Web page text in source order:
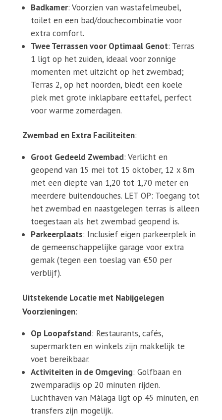
Badkamer: Voorzien van wastafelmeubel,
toilet en een bad/douchecombinatie voor
extra comfort.
Twee Terrassen voor Optimaal Genot: Terras
1 ligt op het zuiden, ideaal voor zonnige
momenten met uitzicht op het zwembad;
Terras 2, op het noorden, biedt een koele
plek met grote inklapbare eettafel, perfect
voor warme zomerdagen.
Zwembad en Extra Faciliteiten:
Groot Gedeeld Zwembad: Verlicht en
geopend van 15 mei tot 15 oktober, 12 x 8m
met een diepte van 1,20 tot 1,70 meter en
meerdere buitendouches. LET OP: Toegang tot
het zwembad en naastgelegen terras is alleen
toegestaan als het zwembad geopend is.
Parkeerplaats: Inclusief eigen parkeerplek in
de gemeenschappelijke garage voor extra
gemak (tegen een toeslag van €50 per
verblijf).
Uitstekende Locatie met Nabijgelegen
Voorzieningen:
Op Loopafstand: Restaurants, cafés,
supermarkten en winkels zijn makkelijk te
voet bereikbaar.
Activiteiten in de Omgeving: Golfbaan en
zwemparadijs op 20 minuten rijden.
Luchthaven van Málaga ligt op 45 minuten, en
transfers zijn mogelijk.